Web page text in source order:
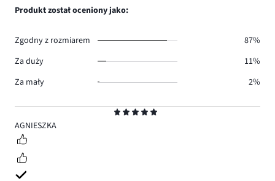
5
AGNIESZKA
Produkt został oceniony jako:
Zgodny z rozmiarem
87%
Za duży
11%
Za mały
2%